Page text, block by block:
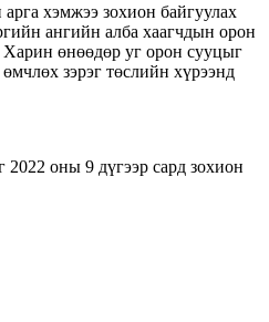
хэмжээ зохион байгуулах
ангийн алба хаагчдын орон
Харин өнөөдөр уг орон сууцыг
зэрэг төслийн хүрээнд
оны 9 дүгээр сард зохион